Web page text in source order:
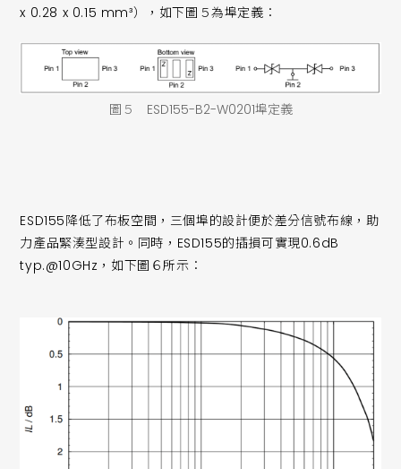
圖５ ESD155-B2-W0201埠定義
x 0.28 x 0.15 mm³），如下圖５為埠定義：
ESD155降低了布板空間，三個埠的設計便於差分信號布線，助
力產品緊湊型設計。同時，ESD155的插損可實現0.6dB
typ.@10GHz，如下圖６所示：